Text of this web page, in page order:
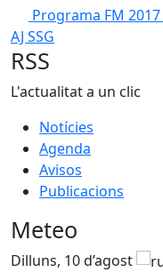
Programa FM 2017
AJ SSG
RSS
L'actualitat a un clic
Notícies
Agenda
Avisos
Publicacions
Meteo
Dilluns, 10 d’agost